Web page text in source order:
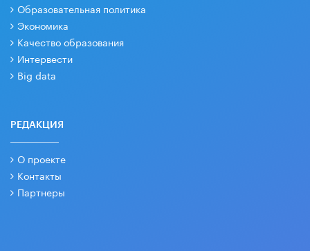
Образовательная политика
Экономика
Качество образования
Интервести
Big data
РЕДАКЦИЯ
О проекте
Контакты
Партнеры